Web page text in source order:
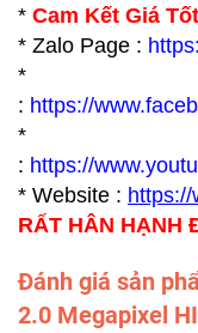
* Cam Kết Giá
* Zalo Page :
*
: https://
*
: https://
* Website : https://
RẤT HÂN HẠNH
Đánh giá sản
2.0 Megapixel